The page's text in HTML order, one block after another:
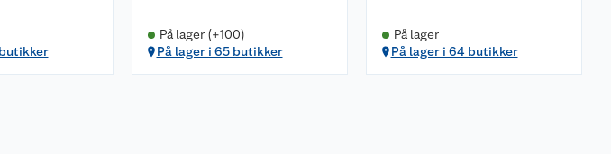
På lager (+100)
På lager i 65 butikker
På lager
På lager i 64 butikker